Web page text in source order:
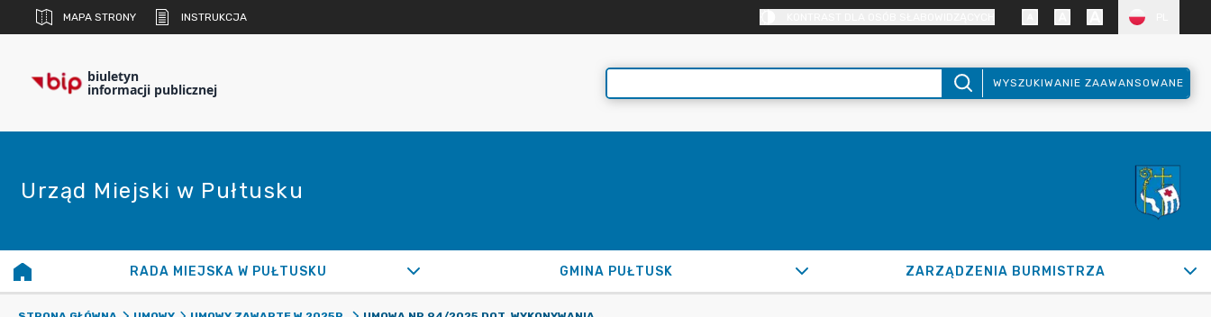
MAPA STRONY INSTRUKCJA
biuletyn
informacji publicznej WYSZUKIWANIE ZAAWANSOWANE
Urząd Miejski w Pułtusku
RADA MIEJSKA W PUŁTUSKU GMINA PUŁTUSK ZARZĄDZENIA BURMISTRZA